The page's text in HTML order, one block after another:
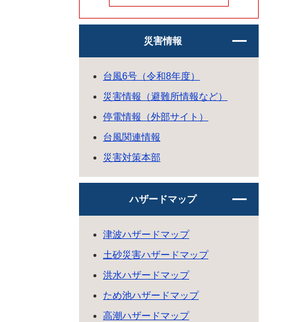
災害情報
台風6号（令和8年度）
災害情報（避難所情報など）
停電情報（外部サイト）
台風関連情報
災害対策本部
ハザードマップ
津波ハザードマップ
土砂災害ハザードマップ
洪水ハザードマップ
ため池ハザードマップ
高潮ハザードマップ